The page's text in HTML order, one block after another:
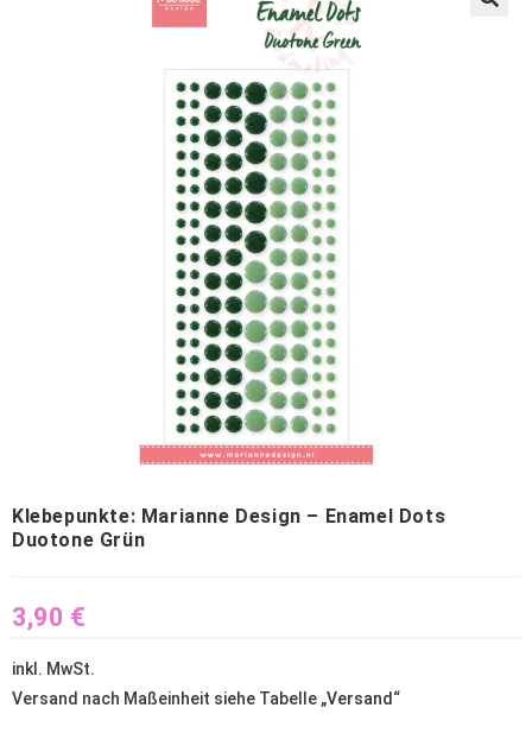
Klebepunkte: Marianne Design – Enamel Dots
Duotone Grün
3,90 €
inkl. MwSt.
Versand nach Maßeinheit siehe Tabelle „Versand“